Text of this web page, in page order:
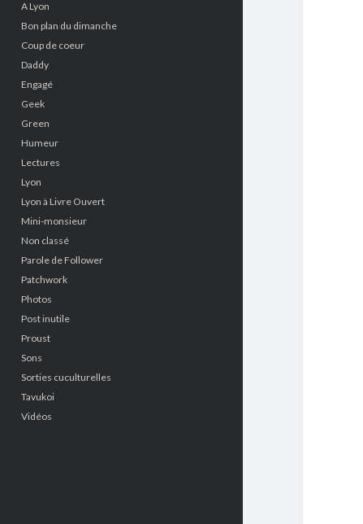
A Lyon
Bon plan du dimanche
Coup de coeur
Daddy
Engagé
Geek
Green
Humeur
Lectures
Lyon
Lyon à Livre Ouvert
Mini-monsieur
Non classé
Parole de Follower
Patchwork
Photos
Post inutile
Proust
Sons
Sorties cuculturelles
Tavukoi
Vidéos